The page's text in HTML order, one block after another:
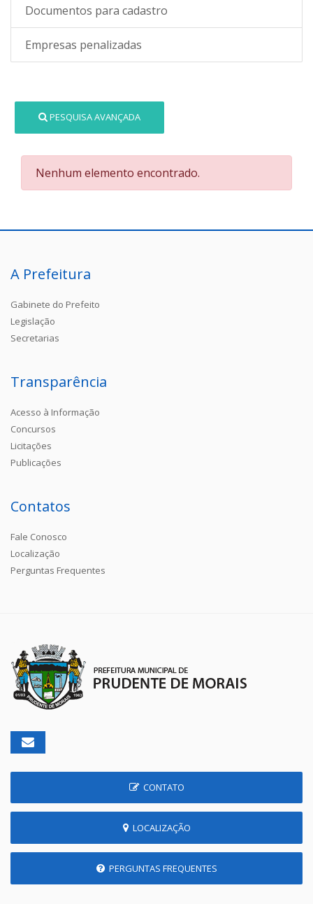
Documentos para cadastro
Empresas penalizadas
PESQUISA AVANÇADA
Nenhum elemento encontrado.
A Prefeitura
Gabinete do Prefeito
Legislação
Secretarias
Transparência
Acesso à Informação
Concursos
Licitações
Publicações
Contatos
Fale Conosco
Localização
Perguntas Frequentes
CONTATO
LOCALIZAÇÃO
PERGUNTAS FREQUENTES